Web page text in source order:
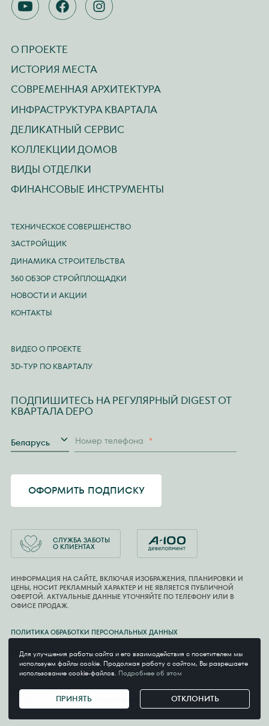
Для улучшения работы сайта и его взаимодействия с посетителем мы
используем файлы cookie. Продолжая работу с сайтом, Вы разрешаете
использование cookie-файлов. Подробнее об этом
ПРИНЯТЬ ОТКЛОНИТЬ
YOUTUBEFACEBOOKINSTAGRAM
О ПРОЕКТЕ
ИСТОРИЯ МЕСТА
СОВРЕМЕННАЯ АРХИТЕКТУРА
ИНФРАСТРУКТУРА КВАРТАЛА
ДЕЛИКАТНЫЙ СЕРВИС
КОЛЛЕКЦИИ ДОМОВ
ВИДЫ ОТДЕЛКИ
ФИНАНСОВЫЕ ИНСТРУМЕНТЫ
ТЕХНИЧЕСКОЕ СОВЕРШЕНСТВО
ЗАСТРОЙЩИК
ДИНАМИКА СТРОИТЕЛЬСТВА
360 ОБЗОР СТРОЙПЛОЩАДКИ
НОВОСТИ И АКЦИИ
КОНТАКТЫ
ВИДЕО О ПРОЕКТЕ
3D-ТУР ПО КВАРТАЛУ
ПОДПИШИТЕСЬ НА РЕГУЛЯРНЫЙ DIGEST ОТ
КВАРТАЛА DEPO
Беларусь Номер телефона *
ОФОРМИТЬ ПОДПИСКУ
СЛУЖБА ЗАБОТЫ
О КЛИЕНТАХ
ИНФОРМАЦИЯ НА САЙТЕ, ВКЛЮЧАЯ ИЗОБРАЖЕНИЯ, ПЛАНИРОВКИ И
ЦЕНЫ, НОСИТ РЕКЛАМНЫЙ ХАРАКТЕР И НЕ ЯВЛЯЕТСЯ ПУБЛИЧНОЙ
ОФЕРТОЙ. АКТУАЛЬНЫЕ ДАННЫЕ УТОЧНЯЙТЕ ПО ТЕЛЕФОНУ ИЛИ В
ОФИСЕ ПРОДАЖ.
ПОЛИТИКА ОБРАБОТКИ ПЕРСОНАЛЬНЫХ ДАННЫХ
ВЫБОР НАСТРОЕК COOKIE
© 2026 ООО «АСТОМАКС», УНП 800017077
ДИЗАЙН: PITCHER
РАЗРАБОТКА САЙТА: КОМПАНИЯ PRAS